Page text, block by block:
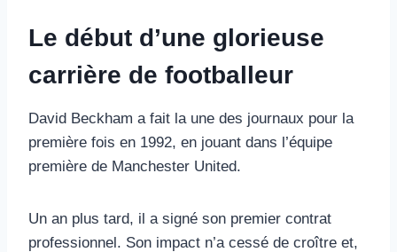
Le début d’une glorieuse
carrière de footballeur
David Beckham a fait la une des journaux pour la
première fois en 1992, en jouant dans l’équipe
première de Manchester United.
Un an plus tard, il a signé son premier contrat
professionnel. Son impact n’a cessé de croître et,